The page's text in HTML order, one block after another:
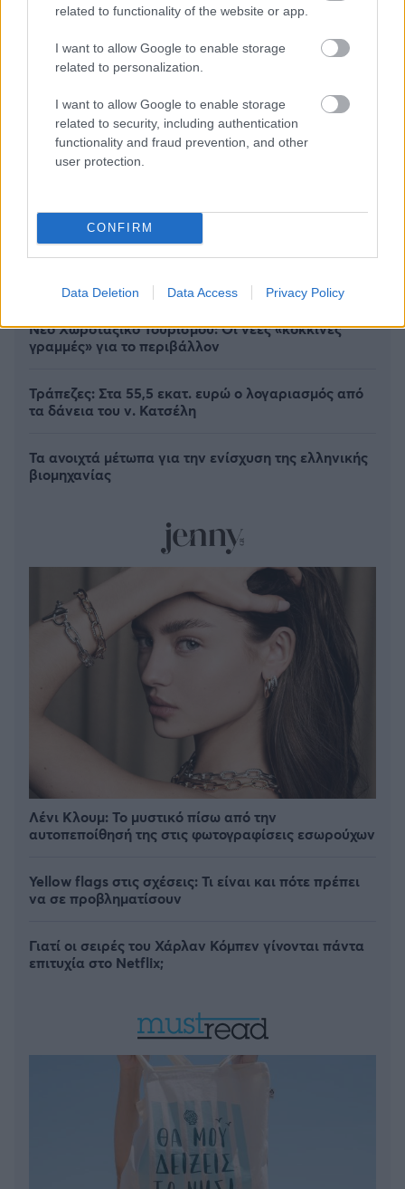
related to functionality of the website or app.
I want to allow Google to enable storage
related to personalization.
I want to allow Google to enable storage
related to security, including authentication
functionality and fraud prevention, and other
user protection.
CONFIRM
Data Deletion Data Access Privacy Policy
Νέο Χωροταξικό Τουρισμού: Οι νέες «κόκκινες
γραμμές» για το περιβάλλον
Τράπεζες: Στα 55,5 εκατ. ευρώ ο λογαριασμός από
τα δάνεια του ν. Κατσέλη
Τα ανοιχτά μέτωπα για την ενίσχυση της ελληνικής
βιομηχανίας
Λένι Κλουμ: Το μυστικό πίσω από την
αυτοπεποίθησή της στις φωτογραφίσεις εσωρούχων
Yellow flags στις σχέσεις: Τι είναι και πότε πρέπει
να σε προβληματίσουν
Γιατί οι σειρές του Χάρλαν Κόμπεν γίνονται πάντα
επιτυχία στο Netflix;